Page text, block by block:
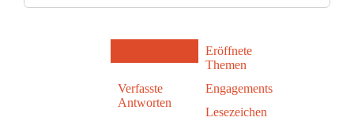
Eröffnete
Themen
Verfasste
Antworten
Engagements
Lesezeichen